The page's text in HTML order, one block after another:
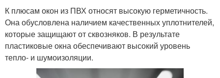
К плюсам окон из ПВХ относят высокую герметичность.
Она обусловлена наличием качественных уплотнителей,
которые защищают от сквозняков. В результате
пластиковые окна обеспечивают высокий уровень
тепло- и шумоизоляции.